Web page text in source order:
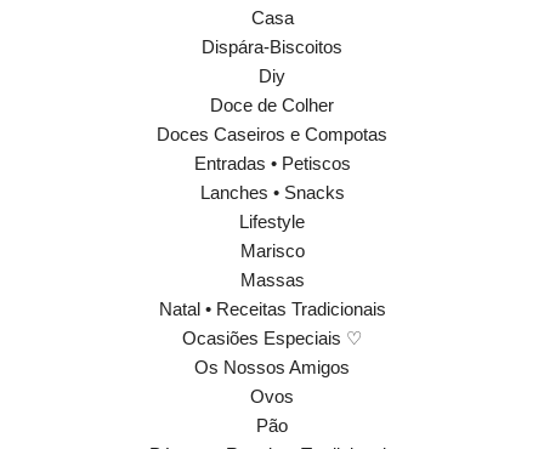
Casa
Dispára-Biscoitos
Diy
Doce de Colher
Doces Caseiros e Compotas
Entradas • Petiscos
Lanches • Snacks
Lifestyle
Marisco
Massas
Natal • Receitas Tradicionais
Ocasiões Especiais ♡
Os Nossos Amigos
Ovos
Pão